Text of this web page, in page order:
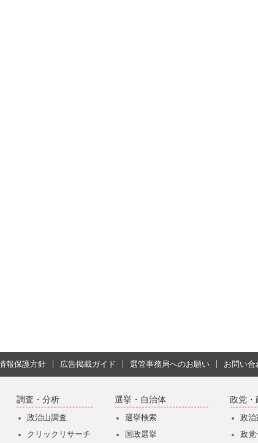
報保護方針 広告掲載ガイド 選管事務局へのお願い お問い合
調査・分析
政治山調査
クリックリサーチ
選挙・自治体
選挙検索
国政選挙
政党・
政治
政党